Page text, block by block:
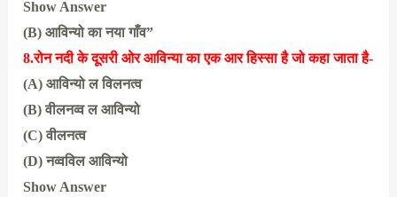
Show Answer
(B) आविन्यो का नया गाँव”
8.रोन नदी के दूसरी ओर आविन्या का एक आर हिस्सा है जो कहा जाता है-
(A) आविन्यो ल विलनत्व
(B) वीलनव्व ल आविन्यो
(C) वीलनत्व
(D) नव्वविल आविन्यो
Show Answer